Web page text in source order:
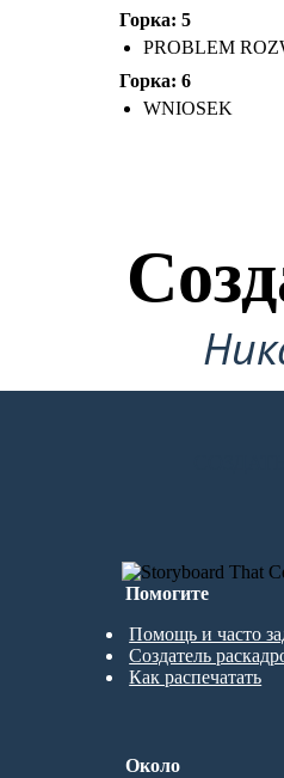
Горка: 5
PROBLEM
Горка: 6
WNIOSEK
Помогите
Помощь и часто
Создатель
Как распечатать
Около